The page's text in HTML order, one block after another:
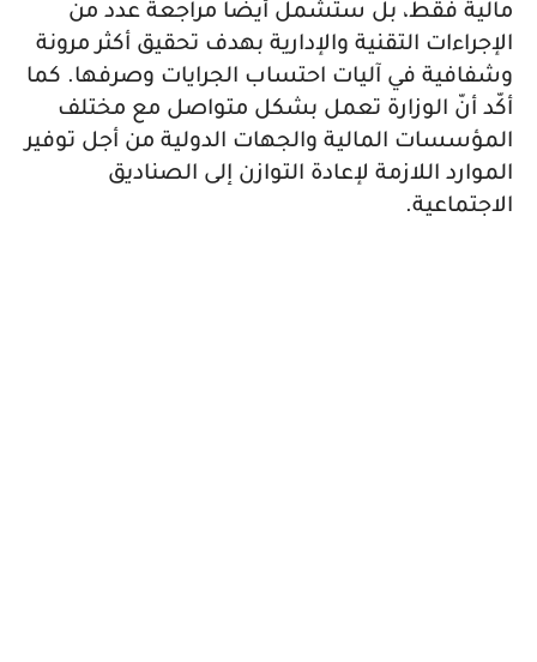
مالية فقط، بل ستشمل أيضًا مراجعة عدد من
الإجراءات التقنية والإدارية بهدف تحقيق أكثر مرونة
وشفافية في آليات احتساب الجرايات وصرفها. كما
أكّد أنّ الوزارة تعمل بشكل متواصل مع مختلف
المؤسسات المالية والجهات الدولية من أجل توفير
الموارد اللازمة لإعادة التوازن إلى الصناديق
الاجتماعية.